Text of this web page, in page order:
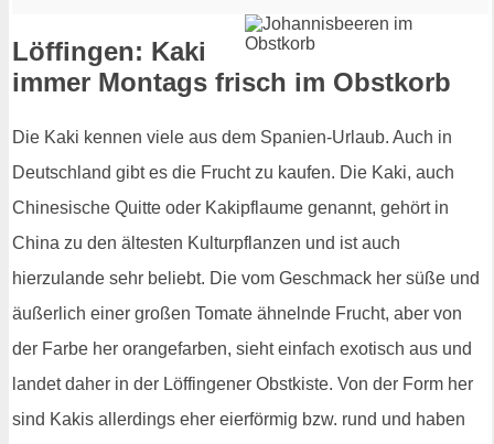
Löffingen: Kaki
immer Montags frisch im Obstkorb
Die Kaki kennen viele aus dem Spanien-Urlaub. Auch in
Deutschland gibt es die Frucht zu kaufen. Die Kaki, auch
Chinesische Quitte oder Kakipflaume genannt, gehört in
China zu den ältesten Kulturpflanzen und ist auch
hierzulande sehr beliebt. Die vom Geschmack her süße und
äußerlich einer großen Tomate ähnelnde Frucht, aber von
der Farbe her orangefarben, sieht einfach exotisch aus und
landet daher in der Löffingener Obstkiste. Von der Form her
sind Kakis allerdings eher eierförmig bzw. rund und haben